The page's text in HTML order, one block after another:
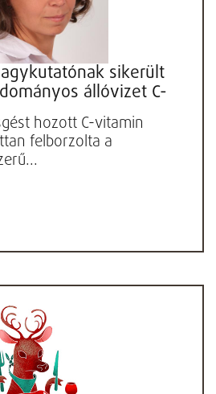
sikerült
állóvizet C-
Örülünk,...
hozott C-vitamin
felborzolta a